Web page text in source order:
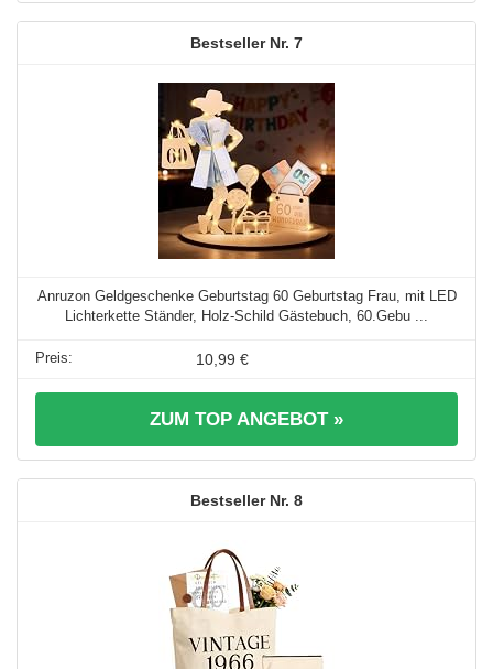
7
Anruzon Geldgeschenke Geburtstag 60 Geburtstag Frau, mit LED
Lichterkette Ständer, Holz-Schild Gästebuch, 60.Gebu ...
10,99 €
ZUM TOP ANGEBOT »
8